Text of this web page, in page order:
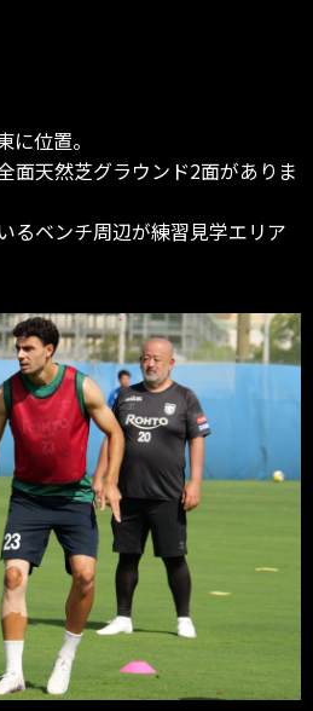
位置。
面天然芝グラウンド2面がありま
るベンチ周辺が練習見学エリア